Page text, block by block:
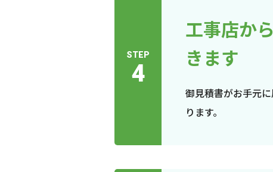
STEP
4
工事店か
きます
御見積書がお手元
ります。